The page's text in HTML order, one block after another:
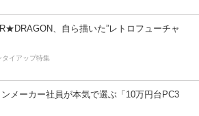
、自ら描いた”レトロフューチャ
タイアップ特集
メーカー社員が本気で選ぶ「10万円台PC3